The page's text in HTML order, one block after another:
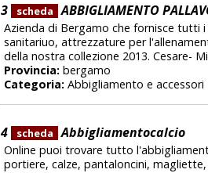
3 scheda ABBIGLIAMENTO
Azienda di Bergamo che fornisce tutti
sanitariuo, attrezzature per
della nostra collezione 2013. Cesare-
Provincia: bergamo
Categoria: Abbigliamento e accessori
4 scheda Abbigliamentocalcio
Online puoi trovare tutto
portiere, calze, pantaloncini,